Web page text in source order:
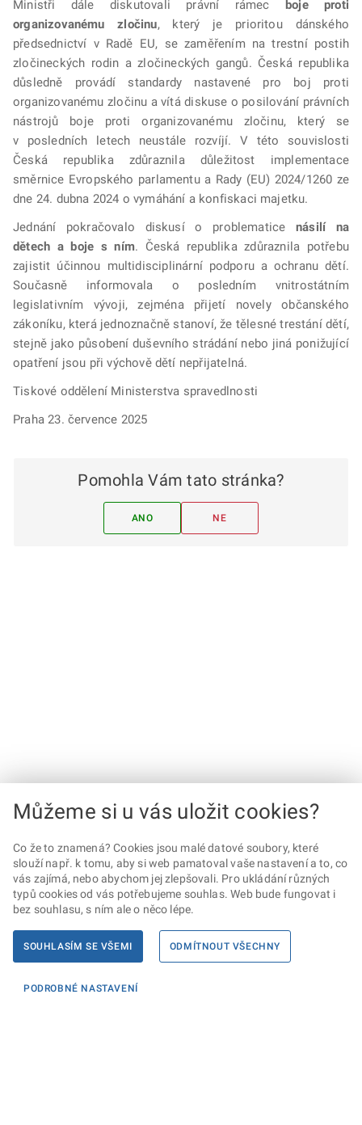
Ministři dále diskutovali právní rámec
boje proti
organizovanému zločinu, který je prioritou dánského
předsednictví v Radě EU, se zaměřením na trestní postih
zločineckých rodin a zločineckých gangů. Česká republika
důsledně provádí standardy nastavené pro boj proti
organizovanému zločinu a vítá diskuse o posilování právních
nástrojů boje proti organizovanému zločinu, který se
v posledních letech neustále rozvíjí. V této souvislosti
Česká republika zdůraznila důležitost implementace
směrnice Evropského parlamentu a Rady (EU) 2024/1260 ze
dne 24. dubna 2024 o vymáhání a konfiskaci majetku.
Jednání pokračovalo diskusí o problematice násilí na
dětech a boje s ním. Česká republika zdůraznila potřebu
zajistit účinnou multidisciplinární podporu a ochranu dětí.
Současně informovala o posledním vnitrostátním
legislativním vývoji, zejména přijetí novely občanského
zákoníku, která jednoznačně stanoví, že tělesné trestání dětí,
stejně jako působení duševního strádání nebo jiná ponižující
opatření jsou při výchově dětí nepřijatelná.
Tiskové oddělení Ministerstva spravedlnosti
Praha 23. července 2025
Pomohla Vám tato stránka?
ANO NE
Můžeme si u vás uložit cookies?
Co že to znamená? Cookies jsou malé datové soubory, které
slouží např. k tomu, aby si web pamatoval vaše nastavení a to, co
vás zajímá, nebo abychom jej zlepšovali. Pro ukládání různých
typů cookies od vás potřebujeme souhlas. Web bude fungovat i
bez souhlasu, s ním ale o něco lépe.
SOUHLASÍM SE VŠEMI ODMÍTNOUT VŠECHNY
PODROBNÉ NASTAVENÍ